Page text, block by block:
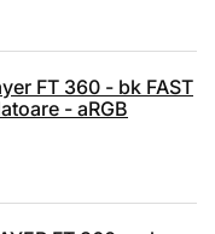
lei. 448,69 lei.
FT 360 - bk FAST
- aRGB
lei.472,18 lei.